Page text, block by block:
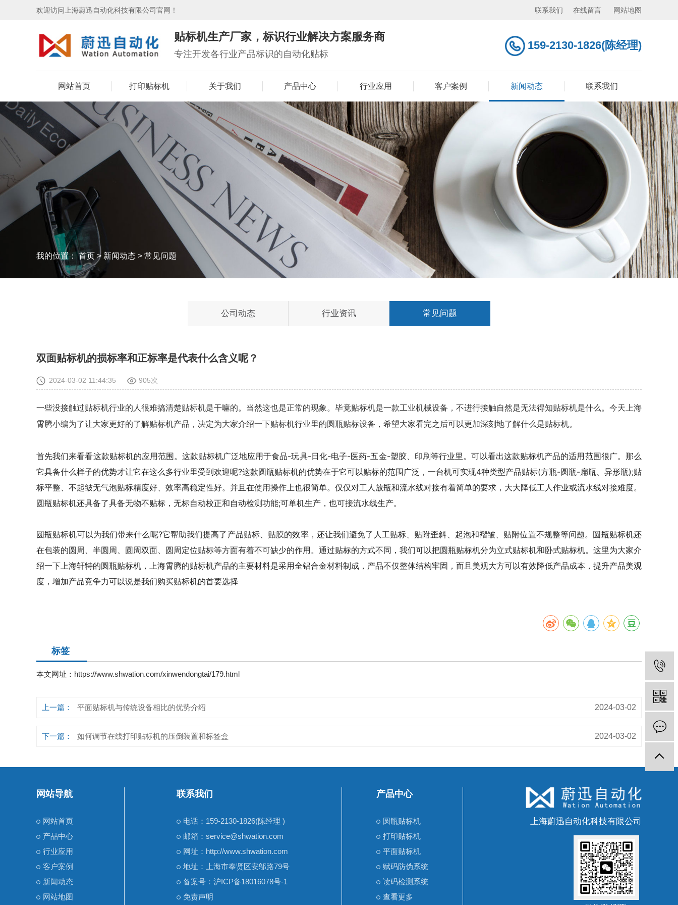
欢迎访问上海蔚迅自动化科技有限公司官网！ 联系我们 在线留言 网站地图
贴标机生产厂家，标识行业解决方案服务商
专注开发各行业产品标识的自动化贴标
159-2130-1826(陈经理)
网站首页 打印贴标机 关于我们 产品中心 行业应用 客户案例 新闻动态 联系我们
我的位置：首页 > 新闻动态 > 常见问题
公司动态 行业资讯 常见问题
双面贴标机的损标率和正标率是代表什么含义呢？
2024-03-02 11:44:35 905次
一些没接触过贴标机行业的人很难搞清楚贴标机是干嘛的。当然这也是正常的现象。毕竟贴标机是一款工业机械设备，不进行接触自然是无法得知贴标机是什么。今天上海
霄腾小编为了让大家更好的了解贴标机产品，决定为大家介绍一下贴标机行业里的圆瓶贴标设备，希望大家看完之后可以更加深刻地了解什么是贴标机。
首先我们来看看这款贴标机的应用范围。这款贴标机广泛地应用于食品-玩具-日化-电子-医药-五金-塑胶、印刷等行业里。可以看出这款贴标机产品的适用范围很广。那么
它具备什么样子的优势才让它在这么多行业里受到欢迎呢?这款圆瓶贴标机的优势在于它可以贴标的范围广泛，一台机可实现4种类型产品贴标(方瓶-圆瓶-扁瓶、异形瓶);贴
标平整、不起皱无气泡贴标精度好、效率高稳定性好。并且在使用操作上也很简单。仅仅对工人放瓶和流水线对接有着简单的要求，大大降低工人作业或流水线对接难度。
圆瓶贴标机还具备了具备无物不贴标，无标自动校正和自动检测功能;可单机生产，也可接流水线生产。
圆瓶贴标机可以为我们带来什么呢?它帮助我们提高了产品贴标、贴膜的效率，还让我们避免了人工贴标、贴附歪斜、起泡和褶皱、贴附位置不规整等问题。圆瓶贴标机还
在包装的圆周、半圆周、圆周双面、圆周定位贴标等方面有着不可缺少的作用。通过贴标的方式不同，我们可以把圆瓶贴标机分为立式贴标机和卧式贴标机。这里为大家介
绍一下上海轩特的圆瓶贴标机，上海霄腾的贴标机产品的主要材料是采用全铝合金材料制成，产品不仅整体结构牢固，而且美观大方可以有效降低产品成本，提升产品美观
度，增加产品竞争力可以说是我们购买贴标机的首要选择
标签
本文网址： https://www.shwation.com/xinwendongtai/179.html
上一篇： 平面贴标机与传统设备相比的优势介绍 2024-03-02
下一篇： 如何调节在线打印贴标机的压倒装置和标签盒 2024-03-02
网站导航
网站首页
产品中心
行业应用
客户案例
新闻动态
网站地图
联系我们
电话：159-2130-1826(陈经理 )
邮箱：service@shwation.com
网址：http://www.shwation.com
地址：上海市奉贤区安邬路79号
备案号： 沪ICP备18016078号-1
免责声明
产品中心
圆瓶贴标机
打印贴标机
平面贴标机
赋码防伪系统
读码检测系统
查看更多
上海蔚迅自动化科技有限公司